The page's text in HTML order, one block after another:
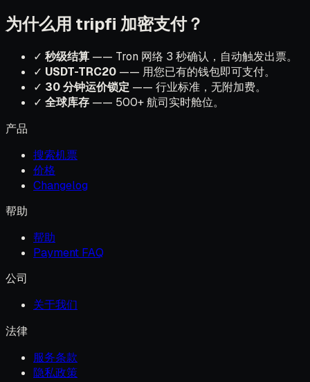
为什么用 tripfi 加密支付？
✓ 秒级结算 —— Tron 网络 3 秒确认，自动触发出票。
✓ USDT-TRC20 —— 用您已有的钱包即可支付。
✓ 30 分钟运价锁定 —— 行业标准，无附加费。
✓ 全球库存 —— 500+ 航司实时舱位。
产品
搜索机票
价格
Changelog
帮助
帮助
Payment FAQ
公司
关于我们
法律
服务条款
隐私政策